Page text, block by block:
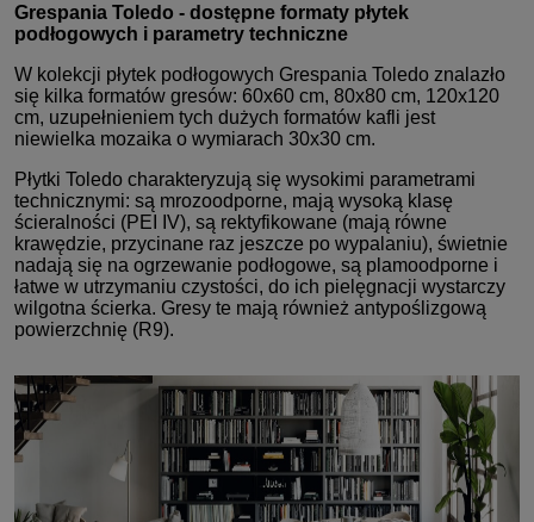
Grespania Toledo - dostępne formaty płytek
podłogowych i parametry techniczne
W kolekcji płytek podłogowych Grespania Toledo znalazło
się kilka formatów gresów: 60x60 cm, 80x80 cm, 120x120
cm, uzupełnieniem tych dużych formatów kafli jest
niewielka mozaika o wymiarach 30x30 cm.
Płytki Toledo charakteryzują się wysokimi parametrami
technicznymi: są mrozoodporne, mają wysoką klasę
ścieralności (PEI IV), są rektyfikowane (mają równe
krawędzie, przycinane raz jeszcze po wypalaniu), świetnie
nadają się na ogrzewanie podłogowe, są plamoodporne i
łatwe w utrzymaniu czystości, do ich pielęgnacji wystarczy
wilgotna ścierka. Gresy te mają również antypoślizgową
powierzchnię (R9).